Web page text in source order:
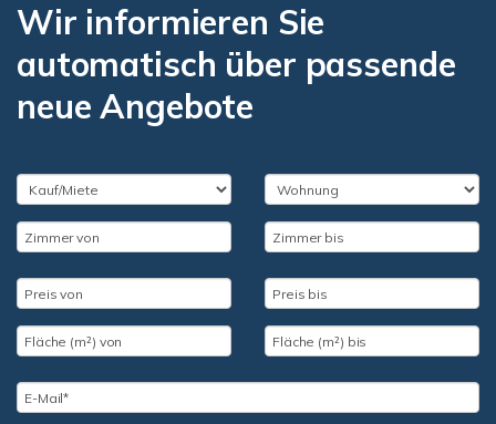
Wir informieren Sie
automatisch über passende
neue Angebote